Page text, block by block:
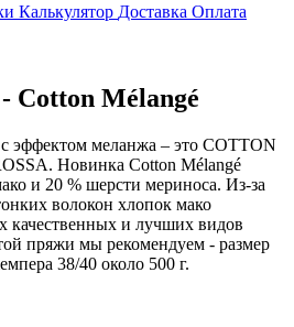
Калькулятор Доставка Оплата
Cotton Mélangé
эффектом меланжа – это COTTON
Новинка Cotton Mélangé
и 20 % шерсти мериноса. Из-за
волокон хлопок мако
качественных и лучших видов
пряжи мы рекомендуем - размер
38/40 около 500 г.